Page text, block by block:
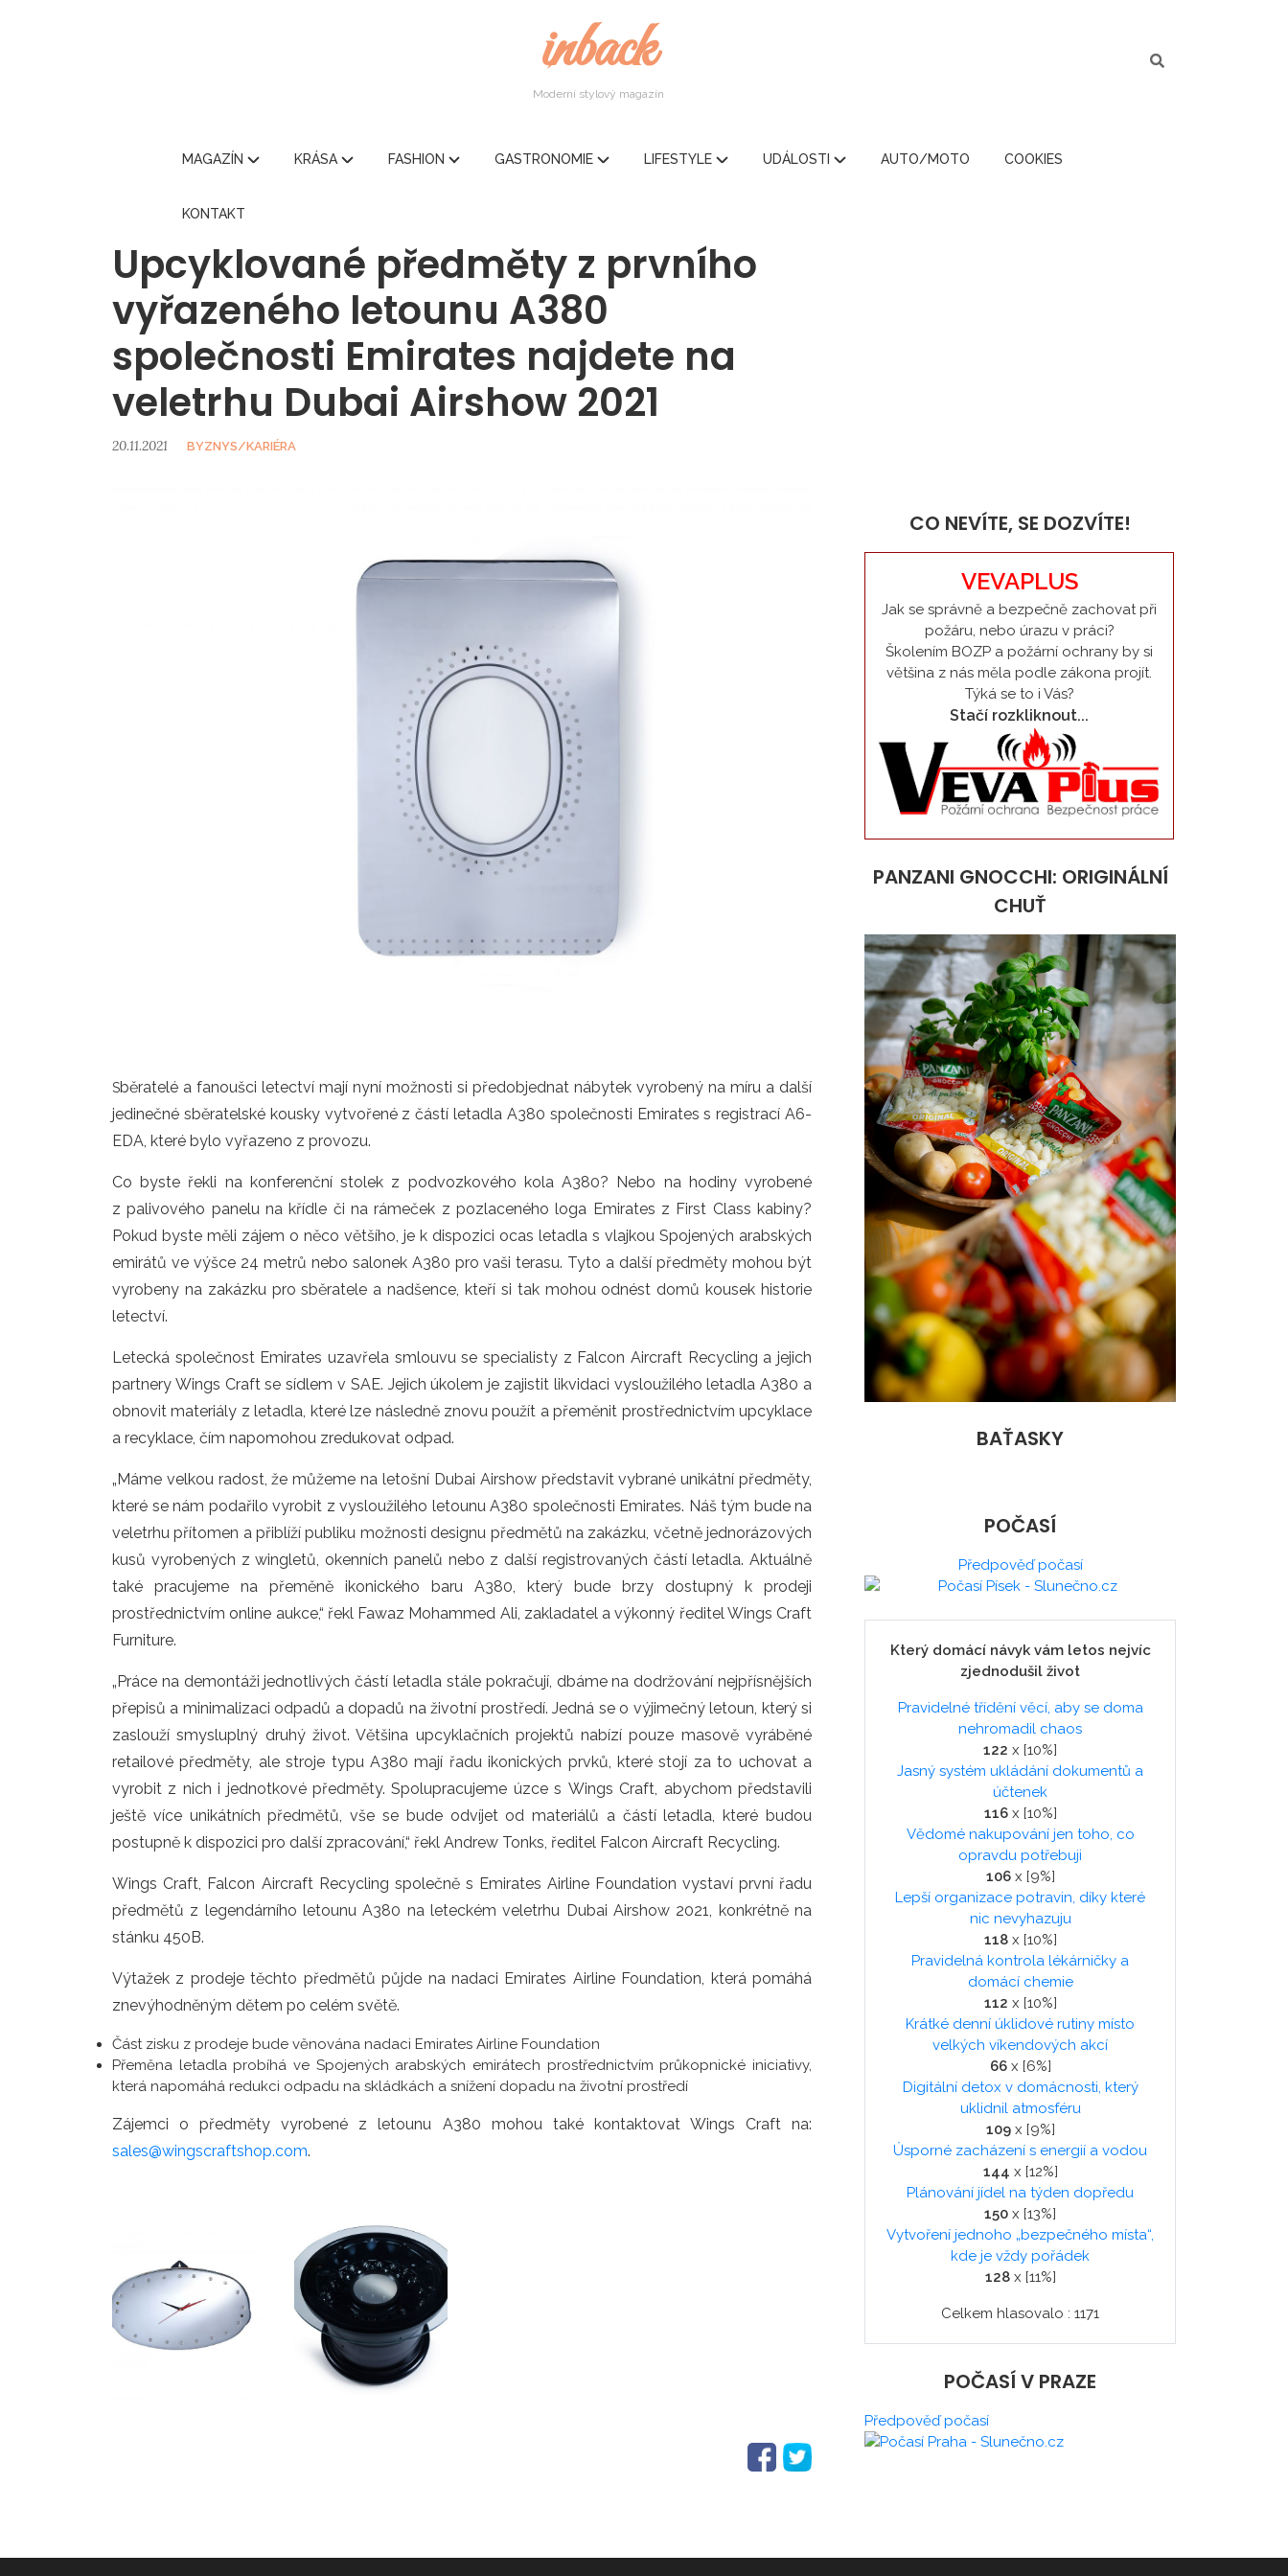
inback
Moderní stylový magazín
MAGAZÍN KRÁSA FASHION GASTRONOMIE LIFESTYLE UDÁLOSTI AUTO/MOTO COOKIES
KONTAKT
Upcyklované předměty z prvního
vyřazeného letounu A380
společnosti Emirates najdete na
veletrhu Dubai Airshow 2021
20.11.2021 BYZNYS/KARIÉRA
Sběratelé a fanoušci letectví mají nyní možnosti si předobjednat nábytek vyrobený na míru a další
jedinečné sběratelské kousky vytvořené z částí letadla A380 společnosti Emirates s registrací A6-
EDA, které bylo vyřazeno z provozu.
Co byste řekli na konferenční stolek z podvozkového kola A380? Nebo na hodiny vyrobené
z palivového panelu na křídle či na rámeček z pozlaceného loga Emirates z First Class kabiny?
Pokud byste měli zájem o něco většího, je k dispozici ocas letadla s vlajkou Spojených arabských
emirátů ve výšce 24 metrů nebo salonek A380 pro vaši terasu. Tyto a další předměty mohou být
vyrobeny na zakázku pro sběratele a nadšence, kteří si tak mohou odnést domů kousek historie
letectví.
Letecká společnost Emirates uzavřela smlouvu se specialisty z Falcon Aircraft Recycling a jejich
partnery Wings Craft se sídlem v SAE. Jejich úkolem je zajistit likvidaci vysloužilého letadla A380 a
obnovit materiály z letadla, které lze následně znovu použít a přeměnit prostřednictvím upcyklace
a recyklace, čím napomohou zredukovat odpad.
„Máme velkou radost, že můžeme na letošní Dubai Airshow představit vybrané unikátní předměty,
které se nám podařilo vyrobit z vysloužilého letounu A380 společnosti Emirates. Náš tým bude na
veletrhu přítomen a přiblíží publiku možnosti designu předmětů na zakázku, včetně jednorázových
kusů vyrobených z wingletů, okenních panelů nebo z další registrovaných částí letadla. Aktuálně
také pracujeme na přeměně ikonického baru A380, který bude brzy dostupný k prodeji
prostřednictvím online aukce,“ řekl Fawaz Mohammed Ali, zakladatel a výkonný ředitel Wings Craft
Furniture.
„Práce na demontáži jednotlivých částí letadla stále pokračují, dbáme na dodržování nejpřísnějších
přepisů a minimalizaci odpadů a dopadů na životní prostředí. Jedná se o výjimečný letoun, který si
zaslouží smysluplný druhý život. Většina upcyklačních projektů nabízí pouze masově vyráběné
retailové předměty, ale stroje typu A380 mají řadu ikonických prvků, které stojí za to uchovat a
vyrobit z nich i jednotkové předměty. Spolupracujeme úzce s Wings Craft, abychom představili
ještě více unikátních předmětů, vše se bude odvíjet od materiálů a částí letadla, které budou
postupně k dispozici pro další zpracování,“ řekl Andrew Tonks, ředitel Falcon Aircraft Recycling.
Wings Craft, Falcon Aircraft Recycling společně s Emirates Airline Foundation vystaví první řadu
předmětů z legendárního letounu A380 na leteckém veletrhu Dubai Airshow 2021, konkrétně na
stánku 450B.
Výtažek z prodeje těchto předmětů půjde na nadaci Emirates Airline Foundation, která pomáhá
znevýhodněným dětem po celém světě.
Část zisku z prodeje bude věnována nadaci Emirates Airline Foundation
Přeměna letadla probíhá ve Spojených arabských emirátech prostřednictvím průkopnické iniciativy,
která napomáhá redukci odpadu na skládkách a snížení dopadu na životní prostředí
Zájemci o předměty vyrobené z letounu A380 mohou také kontaktovat Wings Craft na:
sales@wingscraftshop.com.
CO NEVÍTE, SE DOZVÍTE!
VEVAPLUS
Jak se správně a bezpečně zachovat při
požáru, nebo úrazu v práci?
Školením BOZP a požární ochrany by si
většina z nás měla podle zákona projít.
Týká se to i Vás?
Stačí rozkliknout...
PANZANI GNOCCHI: ORIGINÁLNÍ
CHUŤ
BAŤASKY
POČASÍ
Předpověď počasí
Který domácí návyk vám letos nejvíc
zjednodušil život
Pravidelné třídění věcí, aby se doma
nehromadil chaos
122 x [10%]
Jasný systém ukládání dokumentů a
účtenek
116x [10%]
Vědomé nakupování jen toho, co
opravdu potřebuji
106x [9%]
Lepší organizace potravin, díky které
nic nevyhazuju
118x [10%]
Pravidelná kontrola lékárničky a
domácí chemie
112 x [10%]
Krátké denní úklidové rutiny místo
velkých víkendových akcí
66x [6%]
Digitální detox v domácnosti, který
uklidnil atmosféru
109x [9%]
Úsporné zacházení s energií a vodou
144 x [12%]
Plánování jídel na týden dopředu
150 x [13%]
Vytvoření jednoho „bezpečného místa“,
kde je vždy pořádek
128x [11%]
Celkem hlasovalo : 1171
POČASÍ V PRAZE
Předpověď počasí